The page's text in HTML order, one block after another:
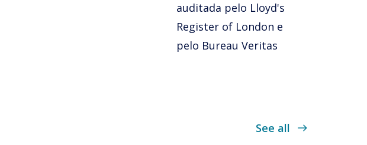
auditada pelo Lloyd's
Register of London e
pelo Bureau Veritas
See all